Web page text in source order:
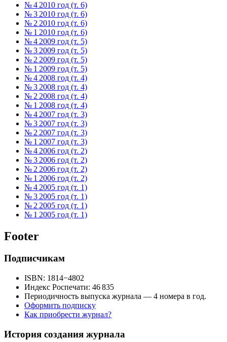
№ 4 2010 год (т. 6)
№ 3 2010 год (т. 6)
№ 2 2010 год (т. 6)
№ 1 2010 год (т. 6)
№ 4 2009 год (т. 5)
№ 3 2009 год (т. 5)
№ 2 2009 год (т. 5)
№ 1 2009 год (т. 5)
№ 4 2008 год (т. 4)
№ 3 2008 год (т. 4)
№ 2 2008 год (т. 4)
№ 1 2008 год (т. 4)
№ 4 2007 год (т. 3)
№ 3 2007 год (т. 3)
№ 2 2007 год (т. 3)
№ 1 2007 год (т. 3)
№ 4 2006 год (т. 2)
№ 3 2006 год (т. 2)
№ 2 2006 год (т. 2)
№ 1 2006 год (т. 2)
№ 4 2005 год (т. 1)
№ 3 2005 год (т. 1)
№ 2 2005 год (т. 1)
№ 1 2005 год (т. 1)
Footer
Подписчикам
ISBN: 1814−4802
Индекс Роспечати: 46 835
Периодичность выпуска журнала — 4 номера в год.
Оформить подписку
Как приобрести журнал?
История создания журнала